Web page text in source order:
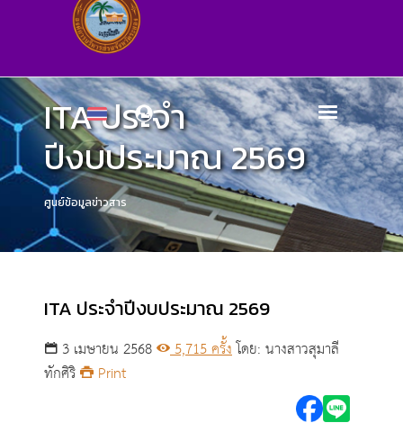
ITA ประจำ
ปีงบประมาณ 2569
ศูนย์ข้อมูลข่าวสาร
ITA ประจำปีงบประมาณ 2569
3 เมษายน 2568 5,715 ครั้งโดย: นางสาวสุมาลี
ทักศิริ
Print